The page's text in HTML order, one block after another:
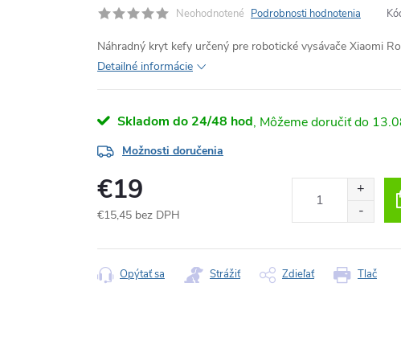
Neohodnotené Podrobnosti hodnotenia
Náhradný kryt kefy určený pre robotické vysávače Xiaomi
Detailné informácie
Skladom do 24/48 hod
Možnosti doručenia
€19
€15,45 bez DPH
cena:
Tlač
Opýtať sa Strážiť Zdieľať